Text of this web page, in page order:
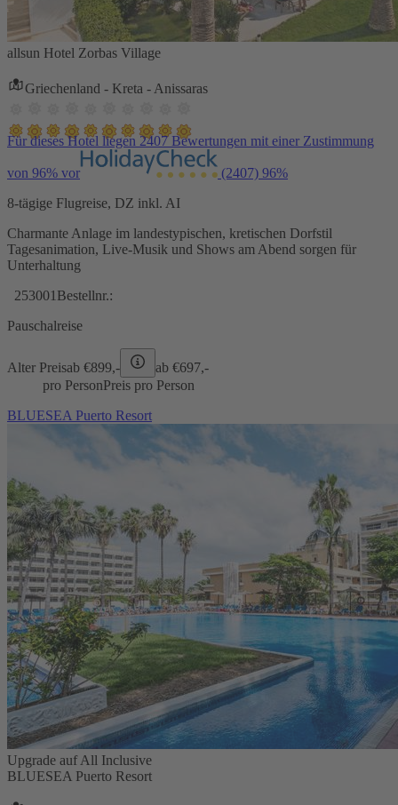
allsun Hotel Zorbas Village
Griechenland - Kreta - Anissaras
Für dieses Hotel liegen 2407 Bewertungen mit einer Zustimmung
von 96% vor (2407) 96%
8-tägige Flugreise, DZ inkl. AI
Charmante Anlage im landestypischen, kretischen Dorfstil
Tagesanimation, Live-Musik und Shows am Abend sorgen für
Unterhaltung
253001 Bestellnr.:
Pauschalreise
Alter Preisab €899,- ab €697,-
pro PersonPreis pro Person
BLUESEA Puerto Resort
Upgrade auf All Inclusive
BLUESEA Puerto Resort